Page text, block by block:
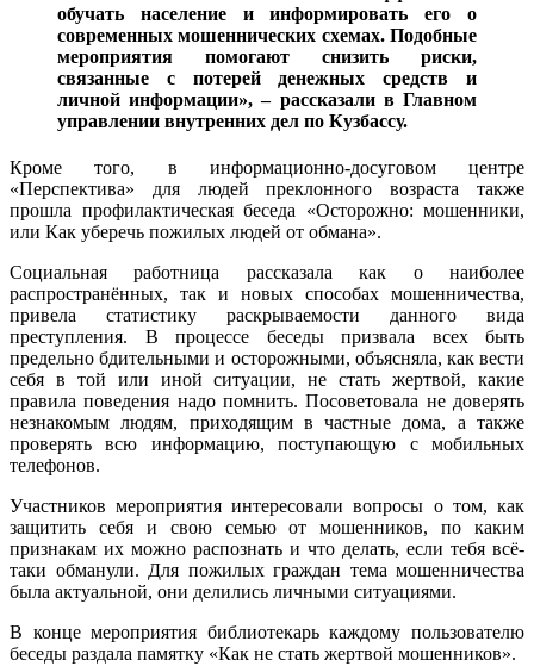
обучать население и информировать его о
современных мошеннических схемах. Подобные
мероприятия помогают снизить риски,
связанные с потерей денежных средств и
личной информации», – рассказали в Главном
управлении внутренних дел по Кузбассу.
Кроме того, в информационно-досуговом центре
«Перспектива» для людей преклонного возраста также
прошла профилактическая беседа «Осторожно: мошенники,
или Как уберечь пожилых людей от обмана».
Социальная работница рассказала как о наиболее
распространённых, так и новых способах мошенничества,
привела статистику раскрываемости данного вида
преступления. В процессе беседы призвала всех быть
предельно бдительными и осторожными, объясняла, как вести
себя в той или иной ситуации, не стать жертвой, какие
правила поведения надо помнить. Посоветовала не доверять
незнакомым людям, приходящим в частные дома, а также
проверять всю информацию, поступающую с мобильных
телефонов.
Участников мероприятия интересовали вопросы о том, как
защитить себя и свою семью от мошенников, по каким
признакам их можно распознать и что делать, если тебя всё-
таки обманули. Для пожилых граждан тема мошенничества
была актуальной, они делились личными ситуациями.
В конце мероприятия библиотекарь каждому пользователю
беседы раздала памятку «Как не стать жертвой мошенников».